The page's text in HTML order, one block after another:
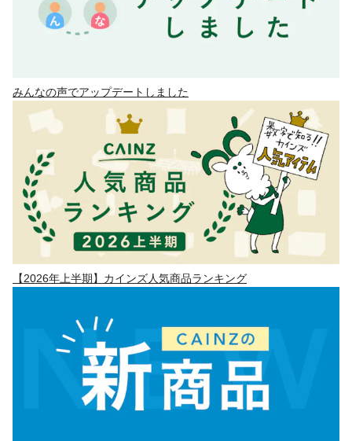
みんなの声でアップデートしました
【2026年上半期】カインズ人気商品ランキング